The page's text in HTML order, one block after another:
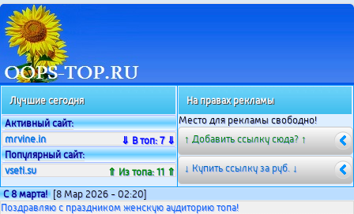
Лучшие сегодня
Активный сайт:
mrvine.in
⇓ В топ: 7 ⇓
Популярный сайт:
vseti.su
⇑ Из топа: 11 ⇑
На правах рекламы
Место для рекламы свободно!
↑ Добавить ссылку сюда? ↑
↓ Купить ссылку за руб. ↓
С 8 марта! [8 Мар 2026 - 02:20]
Поздравляю с праздником женскую аудиторию топа!